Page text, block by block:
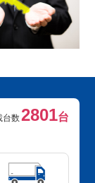
台数2801台